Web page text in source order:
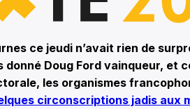
ce jeudi n’avait rien de
Doug Ford vainqueur, et
les organismes
circonscriptions jadis aux